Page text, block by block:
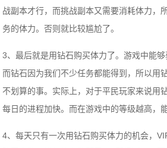
战副本才行，而挑战副本又需要消耗体力，
务的体力。否则就比较尴尬了。
3、最后就是用钻石购买体力了。游戏中能够
而钻石因为我们不少任务都能得到，所以用
不划算的事。实际上，对于平民玩家来说用
每日的进程加快。而在游戏中的等级越高，
4、每天只有一次用钻石购买体力的机会，